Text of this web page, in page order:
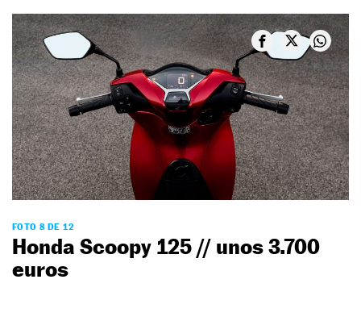
FOTO 8 DE 12
Honda Scoopy 125 // unos 3.700
euros